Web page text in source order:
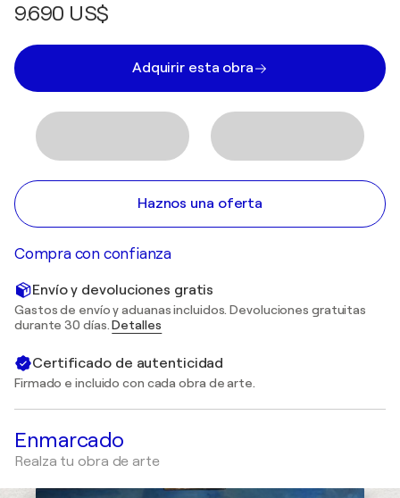
9.690 US$
Adquirir esta obra
Haznos una oferta
Compra con confianza
Envío y devoluciones gratis
Gastos de envío y aduanas incluidos. Devoluciones gratuitas
durante 30 días.Detalles
Certificado de autenticidad
Firmado e incluido con cada obra de arte.
Enmarcado
Realza tu obra de arte